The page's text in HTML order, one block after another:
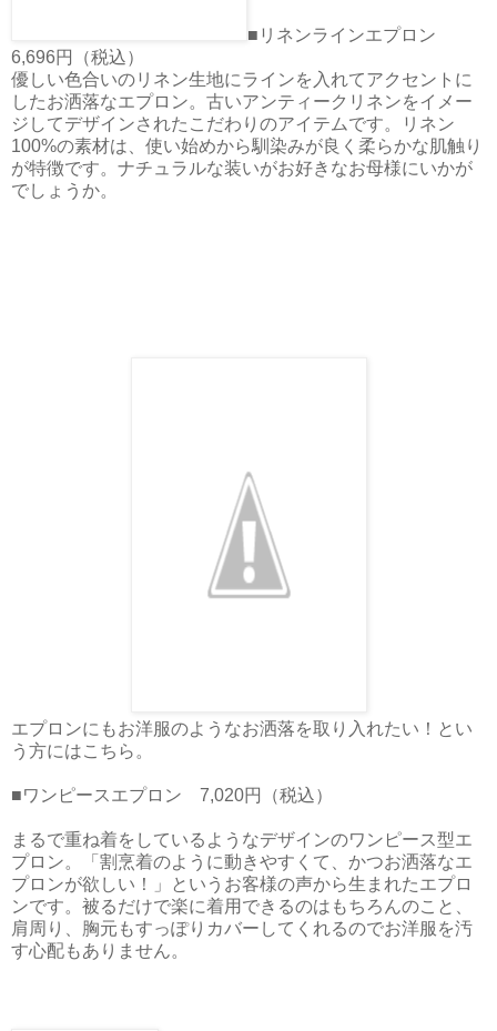
■リネンラインエプロン
6,696円（税込）
優しい色合いのリネン生地にラインを入れてアクセントに
したお洒落なエプロン。古いアンティークリネンをイメー
ジしてデザインされたこだわりのアイテムです。リネン
100%の素材は、使い始めから馴染みが良く柔らかな肌触り
が特徴です。ナチュラルな装いがお好きなお母様にいかが
でしょうか。
エプロンにもお洋服のようなお洒落を取り入れたい！とい
う方にはこちら。
■ワンピースエプロン 7,020円（税込）
まるで重ね着をしているようなデザインのワンピース型エ
プロン。「割烹着のように動きやすくて、かつお洒落なエ
プロンが欲しい！」というお客様の声から生まれたエプロ
ンです。被るだけで楽に着用できるのはもちろんのこと、
肩周り、胸元もすっぽりカバーしてくれるのでお洋服を汚
す心配もありません。